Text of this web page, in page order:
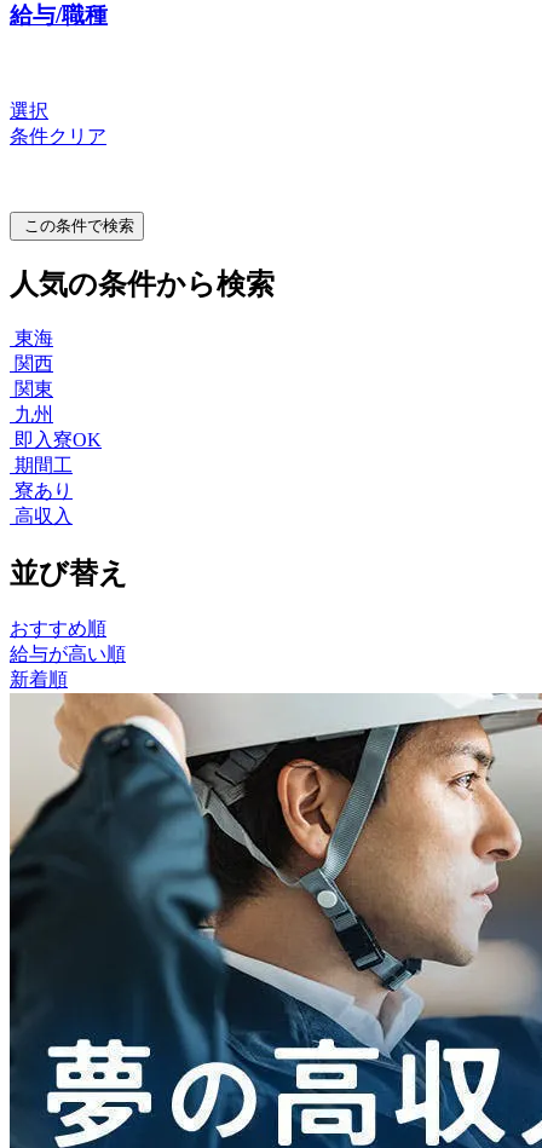
給与/職種
選択
条件クリア
この条件で検索
人気の条件から検索
東海
関西
関東
九州
即入寮OK
期間工
寮あり
高収入
並び替え
おすすめ順
給与が高い順
新着順